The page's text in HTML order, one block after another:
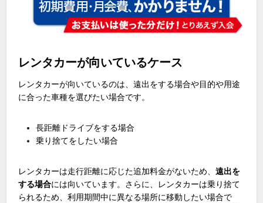
レンタカーが向いているケース
レンタカーが向いているのは、遠出をする場合や目的や用途
に合った車種を選びたい場合です。
長距離ドライブをする場合
乗り捨てをしたい場合
レンタカーは走行距離に応じた追加料金がないため、遠出を
する場合には向いています。さらに、レンタカーは乗り捨て
られるため、利用期間中に異なる場所に移動したい場合で